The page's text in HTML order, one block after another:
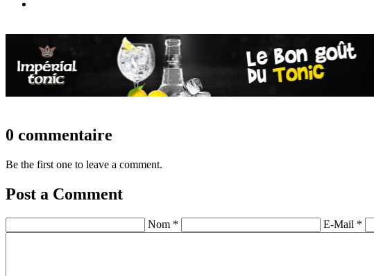
0 commentaire
Be the first one to leave a comment.
Post a Comment
Nom * E-Mail *